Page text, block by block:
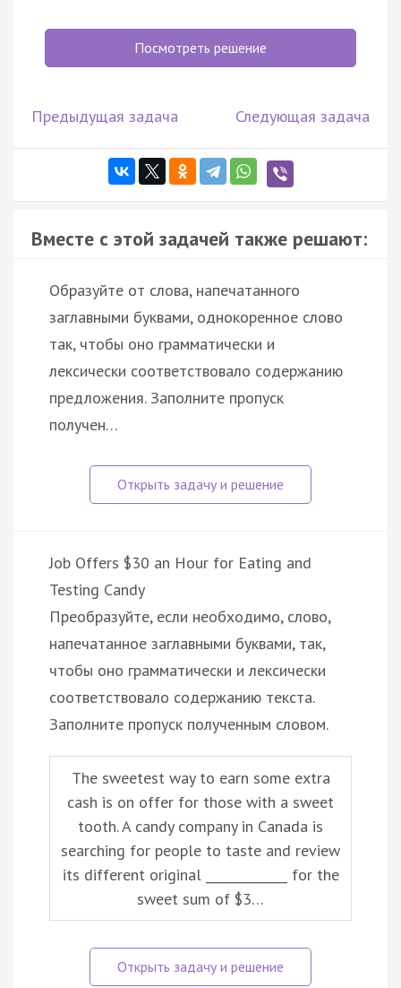
Посмотреть решение
Предыдущая задача Следующая задача
Вместе с этой задачей также решают:
Образуйте от слова, напечатанного
заглавными буквами, однокоренное слово
так, чтобы оно грамматически и
лексически соответствовало содержанию
предложения. Заполните пропуск
получен…
Job Offers $30 an Hour for Eating and
Testing Candy
Преобразуйте, если необходимо, слово,
напечатанное заглавными буквами, так,
чтобы оно грамматически и лексически
соответствовало содержанию текста.
Заполните пропуск полученным словом.
The sweetest way to earn some extra
cash is on offer for those with a sweet
tooth. A candy company in Canada is
searching for people to taste and review
its different original _____________ for the
sweet sum of $3…